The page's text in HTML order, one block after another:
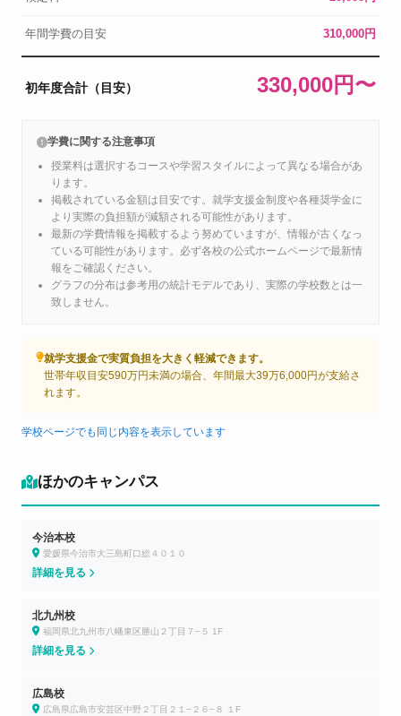
年間学費の目安 310,000円
初年度合計（目安） 330,000円〜
学費に関する注意事項
授業料は選択するコースや学習スタイルによって異なる場合があ
ります。
掲載されている金額は目安です。就学支援金制度や各種奨学金に
より実際の負担額が減額される可能性があります。
最新の学費情報を掲載するよう努めていますが、情報が古くなっ
ている可能性があります。必ず各校の公式ホームページで最新情
報をご確認ください。
グラフの分布は参考用の統計モデルであり、実際の学校数とは一
致しません。
就学支援金で実質負担を大きく軽減できます。
世帯年収目安590万円未満の場合、年間最大39万6,000円が支給さ
れます。
学校ページでも同じ内容を表示しています
ほかのキャンパス
今治本校
愛媛県今治市大三島町口総４０１０
詳細を見る
北九州校
福岡県北九州市八幡東区勝山２丁目７−５ 1F
詳細を見る
広島校
広島県広島市安芸区中野２丁目２１−２６−８ １F